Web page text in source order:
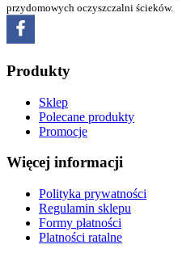
przydomowych oczyszczalni ścieków.
Produkty
Sklep
Polecane produkty
Promocje
Więcej informacji
Polityka prywatności
Regulamin sklepu
Formy płatności
Platności ratalne